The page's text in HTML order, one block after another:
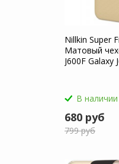
Nillkin Super
Матовый
J600F Galaxy
В наличии
680 руб
799 руб